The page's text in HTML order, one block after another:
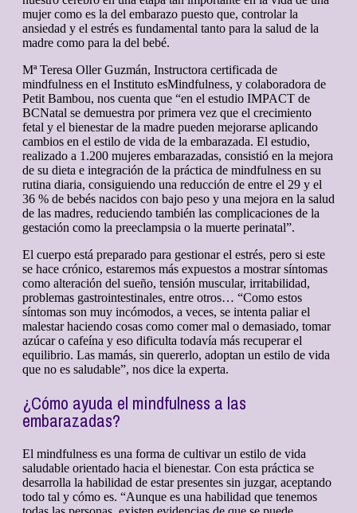
mujer como es la del embarazo puesto que, controlar la
ansiedad y el estrés es fundamental tanto para la salud de la
madre como para la del bebé.
Mª Teresa Oller Guzmán, Instructora certificada de
mindfulness en el Instituto esMindfulness, y colaboradora de
Petit Bambou, nos cuenta que “en el estudio IMPACT de
BCNatal se demuestra por primera vez que el crecimiento
fetal y el bienestar de la madre pueden mejorarse aplicando
cambios en el estilo de vida de la embarazada. El estudio,
realizado a 1.200 mujeres embarazadas, consistió en la mejora
de su dieta e integración de la práctica de mindfulness en su
rutina diaria, consiguiendo una reducción de entre el 29 y el
36 % de bebés nacidos con bajo peso y una mejora en la salud
de las madres, reduciendo también las complicaciones de la
gestación como la preeclampsia o la muerte perinatal”.
El cuerpo está preparado para gestionar el estrés, pero si este
se hace crónico, estaremos más expuestos a mostrar síntomas
como alteración del sueño, tensión muscular, irritabilidad,
problemas gastrointestinales, entre otros… “Como estos
síntomas son muy incómodos, a veces, se intenta paliar el
malestar haciendo cosas como comer mal o demasiado, tomar
azúcar o cafeína y eso dificulta todavía más recuperar el
equilibrio. Las mamás, sin quererlo, adoptan un estilo de vida
que no es saludable”, nos dice la experta.
¿Cómo ayuda el mindfulness a las
embarazadas?
El mindfulness es una forma de cultivar un estilo de vida
saludable orientado hacia el bienestar. Con esta práctica se
desarrolla la habilidad de estar presentes sin juzgar, aceptando
todo tal y cómo es. “Aunque es una habilidad que tenemos